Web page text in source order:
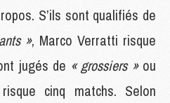
S’ils sont qualifiés de
», Marco Verratti risque
jugés de « grossiers » ou
risque cinq matchs. Selon